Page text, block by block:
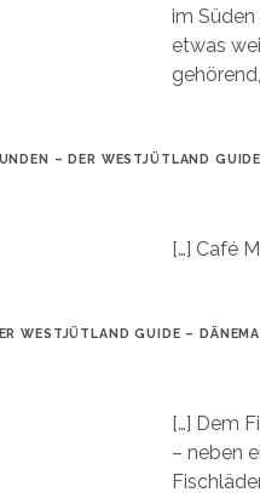
im
etwas
– DER WESTJÜTLAND
[…] Café
WESTJÜTLAND GUIDE –
[…] Dem
– neben